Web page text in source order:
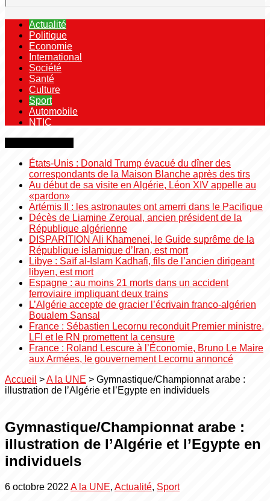
Actualité
Politique
Economie
International
Société
Santé
Culture
Sport
Automobile
NTIC
États-Unis : Donald Trump évacué du dîner des
correspondants de la Maison Blanche après des tirs
Au début de sa visite en Algérie, Léon XIV appelle au
«pardon»
Artémis II : les astronautes ont amerri dans le Pacifique
Décès de Liamine Zeroual, ancien président de la
République algérienne
DISPARITION Ali Khamenei, le Guide suprême de la
République islamique d’Iran, est mort
Libye : Saïf al-Islam Kadhafi, fils de l’ancien dirigeant
libyen, est mort
Espagne : au moins 21 morts dans un accident
ferroviaire impliquant deux trains
L’Algérie accepte de gracier l’écrivain franco-algérien
Boualem Sansal
France : Sébastien Lecornu reconduit Premier ministre,
LFI et le RN promettent la censure
France : Roland Lescure à l’Économie, Bruno Le Maire
aux Armées, le gouvernement Lecornu annoncé
Accueil >A la UNE > Gymnastique/Championnat arabe :
illustration de l’Algérie et l’Egypte en individuels
Gymnastique/Championnat arabe :
illustration de l’Algérie et l’Egypte en
individuels
6 octobre 2022 A la UNE, Actualité, Sport